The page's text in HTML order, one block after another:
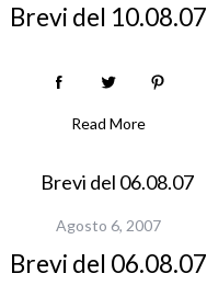
Brevi del 10.08.07
Read More
Agosto 6, 2007
Brevi del 06.08.07